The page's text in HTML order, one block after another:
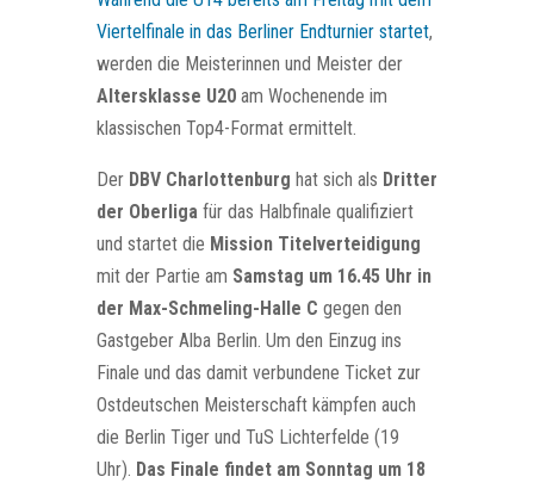
Viertelfinale in das Berliner Endturnier startet,
werden die Meisterinnen und Meister der
Altersklasse U20am Wochenende im
klassischen Top4-Format ermittelt.
Der DBV Charlottenburg hat sich als Dritter
der Oberligafür das Halbfinale qualifiziert
und startet die Mission Titelverteidigung
mit der Partie am Samstag um 16.45 Uhr in
der Max-Schmeling-Halle C gegen den
Gastgeber Alba Berlin. Um den Einzug ins
Finale und das damit verbundene Ticket zur
Ostdeutschen Meisterschaft kämpfen auch
die Berlin Tiger und TuS Lichterfelde (19
Uhr). Das Finale findet am Sonntag um 18